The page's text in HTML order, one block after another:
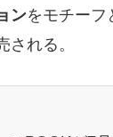
ンをモチー
れる。